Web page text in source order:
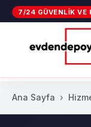
7/24 GÜVENLIK VE
Ana Sayfa